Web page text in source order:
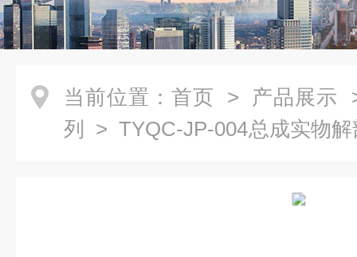
当前位置： 首页 > 产品展示
列
> TYQC-JP-004总成实物